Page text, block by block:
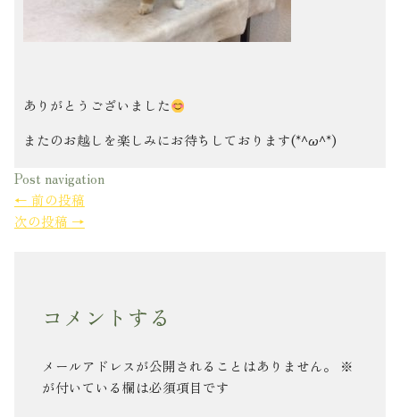
ありがとうございました
またのお越しを楽しみにお待ちしております(*^ω^*)
Post navigation
← 前の投稿
次の投稿 →
コメントする
メールアドレスが公開されることはありません。
※
が付いている欄は必須項目です